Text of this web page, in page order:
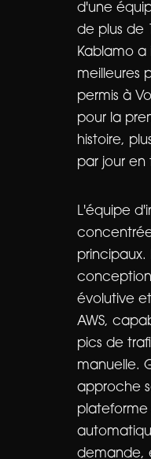
d'une
de plus de
Kablamo a
meilleures
permis à
pour la
histoire,
par jour
L'équipe
principaux.
évolutive et
AWS,
pics de
manuelle.
approche
demande,